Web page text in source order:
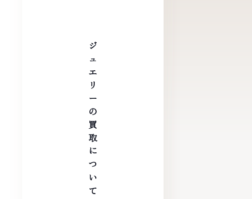
ジュエリーの買取について